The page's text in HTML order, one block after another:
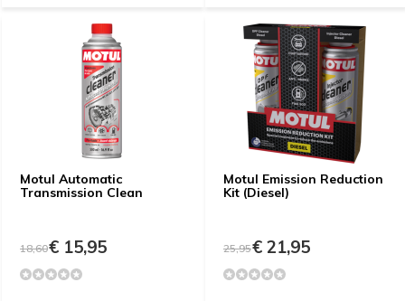
Motul Automatic
Transmission Clean
18,60€ 15,95
Motul Emission Reduction
Kit (Diesel)
25,95€ 21,95